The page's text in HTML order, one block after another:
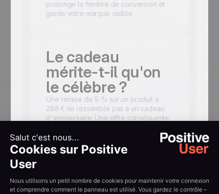
prolonge la fenêtre de conversion et
garde votre marque visible.
Le cadeau
mérite-t-il qu'on
le célèbre ?
Une remise de 5 % sur un produit à
200 € ne ressemble pas à un cadeau
d'anniversaire. Une offre conséquente,
upgrade, si. Adaptez le geste à
l'occasion.
Gardez les